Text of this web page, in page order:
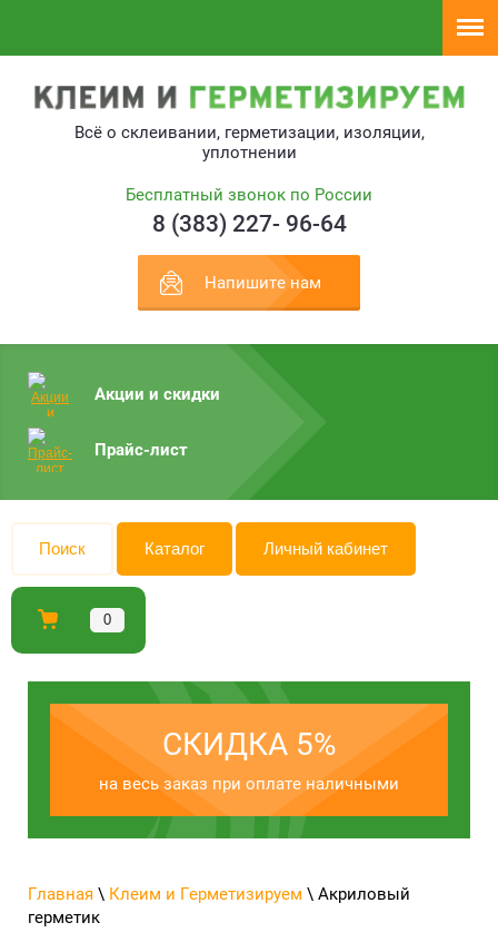
Всё о склеивании, герметизации, изоляции,
уплотнении
Бесплатный звонок по России
8 (383) 227- 96-64
Напишите нам
Акции и скидки
Прайс-лист
Поиск Каталог Личный кабинет
0
СКИДКА 5%
на весь заказ при оплате наличными
Главная \ Клеим и Герметизируем \ Акриловый
герметик